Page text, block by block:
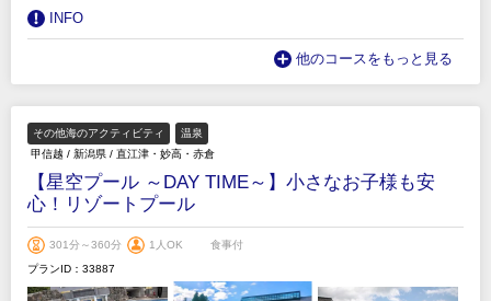
INFO
他のコースをもっと見る
その他海のアクティビティ
温泉
甲信越 / 新潟県 / 直江津・妙高・赤倉
【星空プール ～DAY TIME～】小さなお子様も安
心！リゾートプール
301分～360分 1人OK
食事付
プランID：33887